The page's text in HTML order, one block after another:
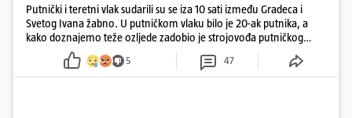
Putnički i teretni vlak sudarili su se iza 10 sati između Gradeca i
Svetog Ivana žabno. U putničkom vlaku bilo je 20-ak putnika, a
kako doznajemo teže ozljede zadobio je strojovođa putničkog
vlaka. Zatvoren je promet, a fotoreporteri Prigorskog objavili su
prve snimke s mjesta sudara
5 47